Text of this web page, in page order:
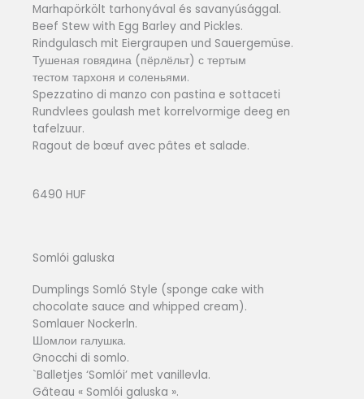
Marhapörkölt tarhonyával és savanyúsággal.
Beef Stew with Egg Barley and Pickles.
Rindgulasch mit Eiergraupen und Sauergemüse.
Тушеная говядина (пёрлёльт) с тертым
тестом тархоня и соленьями.
Spezzatino di manzo con pastina e sottaceti
Rundvlees goulash met korrelvormige deeg en
tafelzuur.
Ragout de bœuf avec pâtes et salade.
6490 HUF
Somlói galuska
Dumplings Somló Style (sponge cake with
chocolate sauce and whipped cream).
Somlauer Nockerln.
Шомлои галушка.
Gnocchi di somlo.
`Balletjes ‘Somlói’ met vanillevla.
Gâteau « Somlói galuska ».